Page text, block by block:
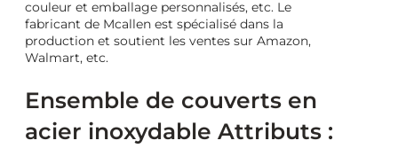
couleur et emballage personnalisés, etc. Le
fabricant de Mcallen est spécialisé dans la
production et soutient les ventes sur Amazon,
Walmart, etc.
Ensemble de couverts en
acier inoxydable Attributs :